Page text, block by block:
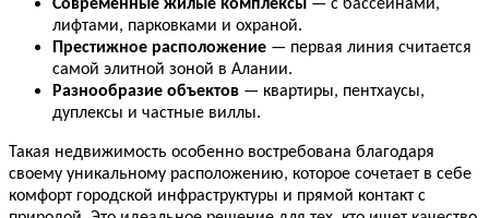
Современные жилые комплексы — с бассейнами,
лифтами, парковками и охраной.
Престижное расположение — первая линия считается
самой элитной зоной в Алании.
Разнообразие объектов — квартиры, пентхаусы,
дуплексы и частные виллы.
Такая недвижимость особенно востребована благодаря
своему уникальному расположению, которое сочетает в себе
комфорт городской инфраструктуры и прямой контакт с